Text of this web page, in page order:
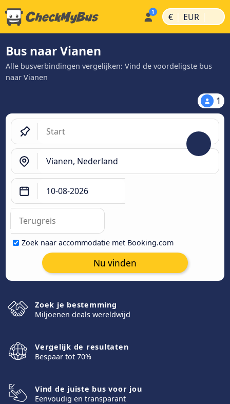
€ | EUR |
Bus naar Vianen
Alle busverbindingen vergelijken: Vind de voordeligste bus
naar Vianen
1
Zoek naar accommodatie met Booking.com
Nu vinden
Zoek je bestemming
Miljoenen deals wereldwijd
Vergelijk de resultaten
Bespaar tot 70%
Vind de juiste bus voor jou
Eenvoudig en transparant